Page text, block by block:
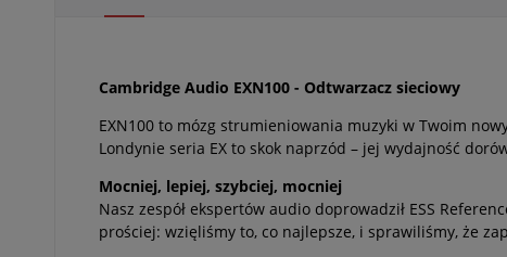
Cambridge Audio EXN100 - Odtwarzacz sieciowy
EXN100 to mózg strumieniowania muzyki w Twoim
Londynie seria EX to skok naprzód – jej wydajność
Mocniej, lepiej, szybciej, mocniej
Nasz zespół ekspertów audio doprowadził ESS
prościej: wzięliśmy to, co najlepsze, i sprawiliśmy, że